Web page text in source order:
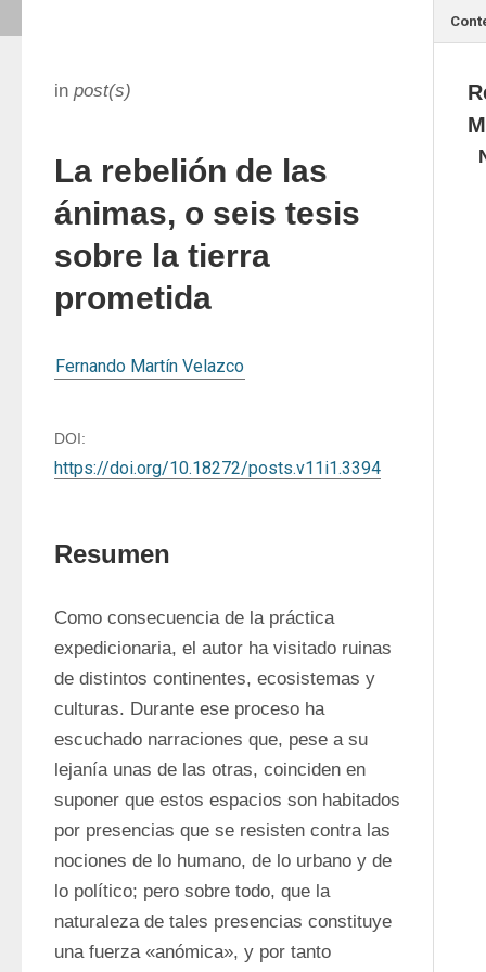
in post(s)
La rebelión de las
ánimas, o seis tesis
sobre la tierra
prometida
Fernando Martín Velazco
DOI:
https://doi.org/10.18272/posts.v11i1.3394
Resumen
Como consecuencia de la práctica
expedicionaria, el autor ha visitado ruinas
de distintos continentes, ecosistemas y
culturas. Durante ese proceso ha
escuchado narraciones que, pese a su
lejanía unas de las otras, coinciden en
suponer que estos espacios son habitados
por presencias que se resisten contra las
nociones de lo humano, de lo urbano y de
lo político; pero sobre todo, que la
naturaleza de tales presencias constituye
una fuerza «anómica», y por tanto